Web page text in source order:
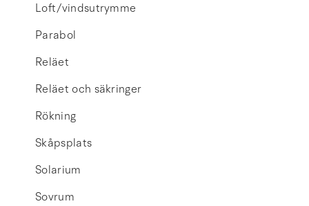
Loft/vindsutrymme
Parabol
Reläet
Reläet och säkringer
Rökning
Skåpsplats
Solarium
Sovrum